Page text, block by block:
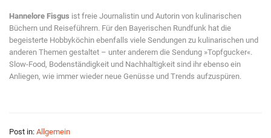
Hannelore Fisgus ist freie Journalistin und Autorin von kulinarischen
Büchern und Reiseführern. Für den Bayerischen Rundfunk hat die
begeisterte Hobbyköchin ebenfalls viele Sendungen zu kulinarischen und
anderen Themen gestaltet – unter anderem die Sendung »Topfgucker«.
Slow-Food, Bodenständigkeit und Nachhaltigkeit sind ihr ebenso ein
Anliegen, wie immer wieder neue Genüsse und Trends aufzuspüren.
Post in: Allgemein